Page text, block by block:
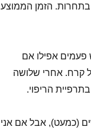
בתחרות. הזמן הממוצע
פעמים אפילו אם
רגע שאני מגיע לחדר ישר 10 דקות של קרח. אחרי שלושה
(כמעט), אבל אם אני